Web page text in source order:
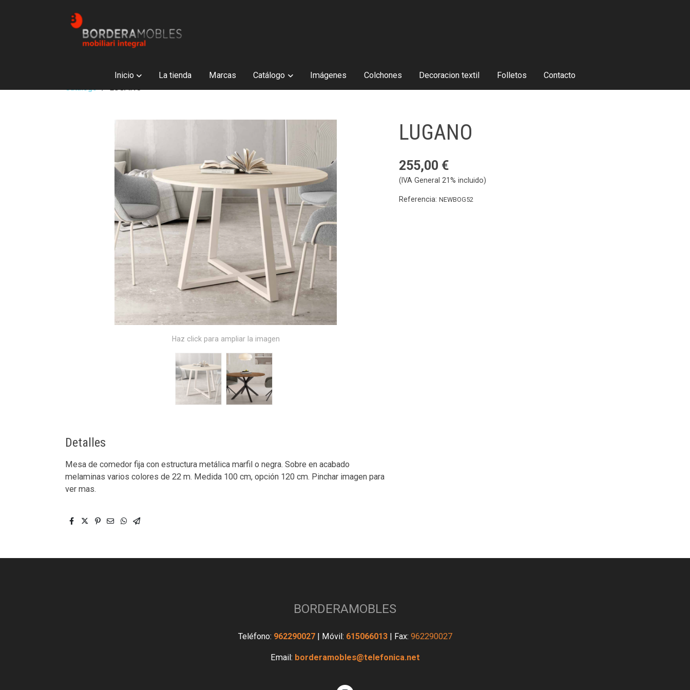
Inicio La tienda Marcas Catálogo Imágenes Colchones Decoracion textil Folletos
Contacto
Haz click para ampliar la imagen
Detalles
Mesa de comedor fija con estructura metálica marfil o negra. Sobre en acabado
melaminas varios colores de 22 m. Medida 100 cm, opción 120 cm. Pinchar imagen para
ver mas.
LUGANO
255,00 €
(IVA General 21% incluido)
Referencia:NEWBOG52
BORDERAMOBLES
Teléfono: 962290027 | Móvil: 615066013 | Fax: 962290027
Email: borderamobles@telefonica.net